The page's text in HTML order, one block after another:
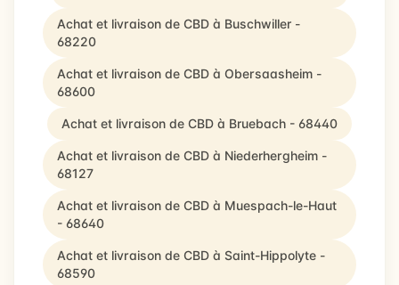
Achat et livraison de CBD à Buschwiller -
68220
Achat et livraison de CBD à Obersaasheim -
68600
Achat et livraison de CBD à Bruebach - 68440
Achat et livraison de CBD à Niederhergheim -
68127
Achat et livraison de CBD à Muespach-le-Haut
- 68640
Achat et livraison de CBD à Saint-Hippolyte -
68590